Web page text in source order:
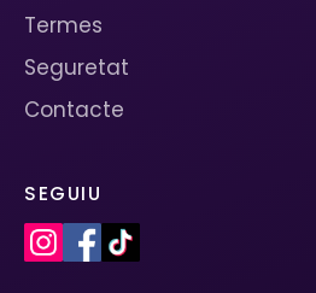
Termes
Seguretat
Contacte
SEGUIU